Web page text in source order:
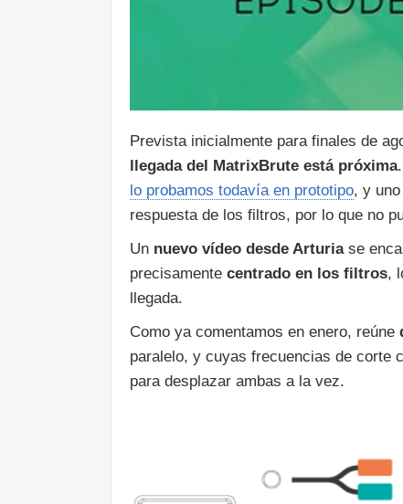
Prevista inicialmente para finales de
llegada del MatrixBrute está próxima
lo probamos todavía en prototipo, y
respuesta de los filtros, por lo que no
Un nuevo vídeo desde Arturia se
precisamente centrado en los filtros,
llegada.
Como ya comentamos en enero, reúne
paralelo, y cuyas frecuencias de corte
para desplazar ambas a la vez.